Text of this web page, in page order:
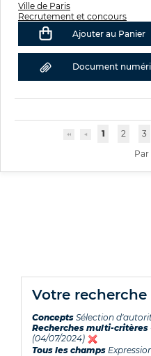
Ville de Paris
Recrutement et concours
Ajouter au Panier
Document
1 2 3
Par
votre recherche
Concepts Sélection
Recherches multi-critères
(04/07/2024)
Tous les champs